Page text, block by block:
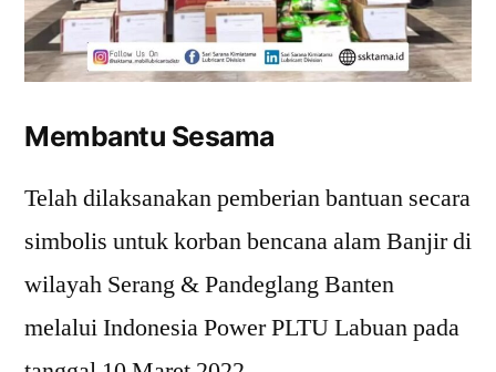
Membantu Sesama
Telah dilaksanakan pemberian bantuan secara
simbolis untuk korban bencana alam Banjir di
wilayah Serang & Pandeglang Banten
melalui Indonesia Power PLTU Labuan pada